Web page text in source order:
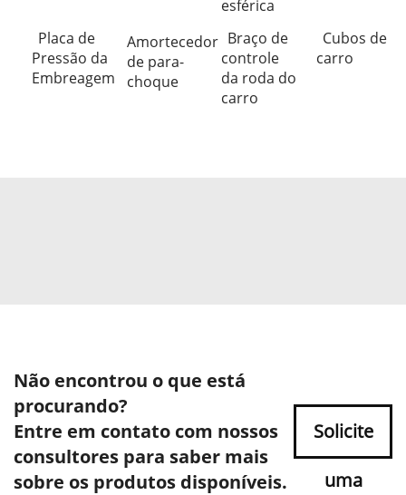
esférica
Placa de
Pressão da
Embreagem
Amortecedor
de para-
choque
Braço de
controle
da roda do
carro
Cubos de
carro
Não encontrou o que está
procurando?
Entre em contato com nossos
consultores para saber mais
sobre os produtos disponíveis.
Solicite
uma